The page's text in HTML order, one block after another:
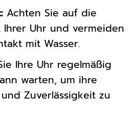
Achten Sie auf die
Uhr und vermeiden
mit Wasser.
Ihre Uhr regelmäßig
warten, um ihre
Zuverlässigkeit zu